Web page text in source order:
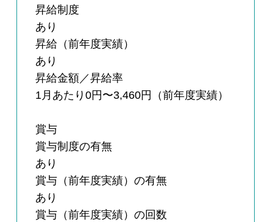
昇給制度
あり
昇給（前年度実績）
あり
昇給金額／昇給率
1月あたり0円〜3,460円（前年度実績）
賞与
賞与制度の有無
あり
賞与（前年度実績）の有無
あり
賞与（前年度実績）の回数